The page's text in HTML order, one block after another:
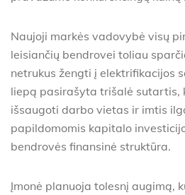
Naujoji markės vadovybė visų
leisiančių bendrovei toliau
netrukus žengti į elektrifikacijos
liepą pasirašyta trišalė sutartis,
išsaugoti darbo vietas ir imtis
papildomomis kapitalo
bendrovės finansinė struktūra.
Įmonė planuoja tolesnį augimą,